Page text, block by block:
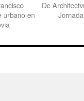
urbano en
De